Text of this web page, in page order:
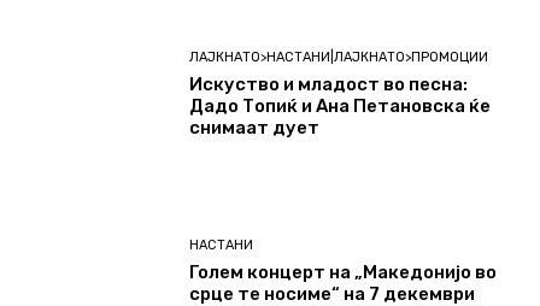
ЛАЈКНАТО>НАСТАНИ|ЛАЈКНАТО>ПРОМОЦИИ
Искуство и младост во песна:
Дадо Топиќ и Ана Петановска ќе
снимаат дует
НАСТАНИ
Голем концерт на „Македонијо во
срце те носиме“ на 7 декември